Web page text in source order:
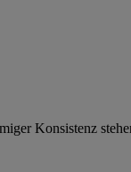
Konsistenz